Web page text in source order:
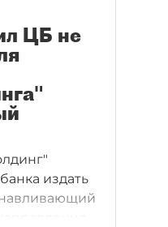
ЦБ не
издать